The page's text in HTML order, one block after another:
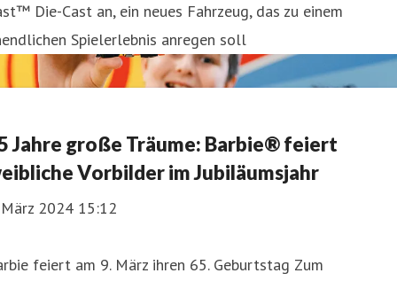
Die-Cast an, ein neues Fahrzeug, das zu einem
Spielerlebnis anregen soll
Jahre große Träume: Barbie® feiert
Vorbilder im Jubiläumsjahr
2024 15:12
feiert am 9. März ihren 65. Geburtstag Zum